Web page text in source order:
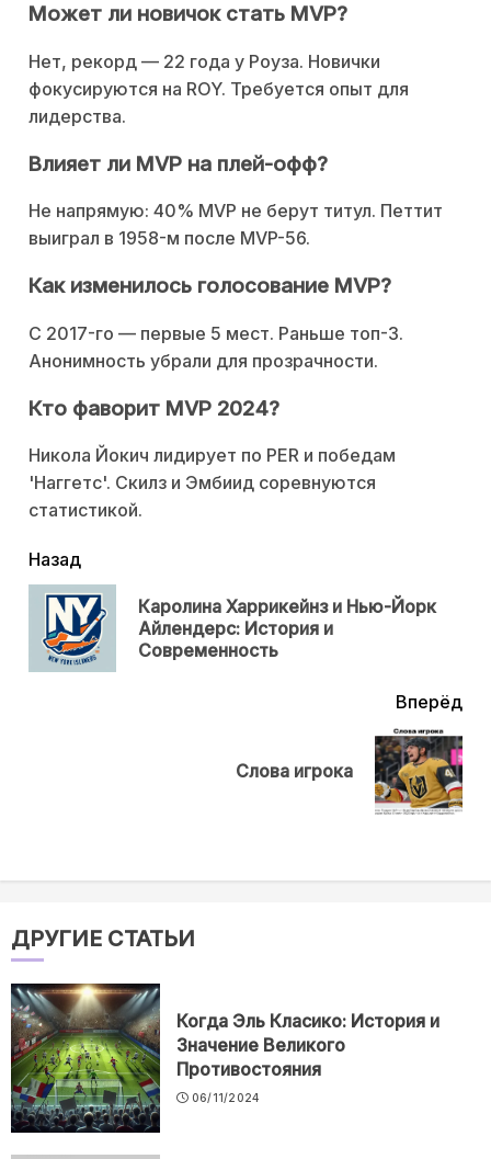
Может ли новичок стать MVP?
Нет, рекорд — 22 года у Роуза. Новички
фокусируются на ROY. Требуется опыт для
лидерства.
Влияет ли MVP на плей-офф?
Не напрямую: 40% MVP не берут титул. Петтит
выиграл в 1958-м после MVP-56.
Как изменилось голосование MVP?
С 2017-го — первые 5 мест. Раньше топ-3.
Анонимность убрали для прозрачности.
Кто фаворит MVP 2024?
Никола Йокич лидирует по PER и победам
'Наггетс'. Скилз и Эмбиид соревнуются
статистикой.
читать
еще
Назад
Каролина Харрикейнз и Нью-Йорк
Айлендерс: История и
Современность
Вперёд
Слова игрока
ДРУГИЕ СТАТЬИ
Когда Эль Класико: История и
Значение Великого
Противостояния
06/11/2024